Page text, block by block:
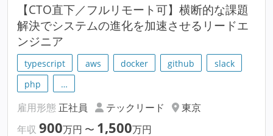
【CTO直下／フルリモート可】横断的な課題
解決でシステムの進化を加速させるリードエ
ンジニア
typescript aws docker github
slack
php
…
雇用形態 正社員 テックリード
東京
年収 900万円 〜 1,500万円